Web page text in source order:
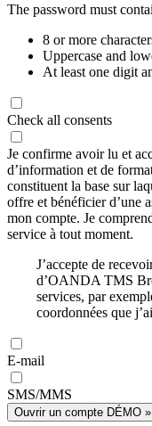
The password must
8 or more
Uppercase and
At least one digit
Check all consents
Je confirme avoir lu et
d’information et de
constituent la base sur
offre et bénéficier d’une
mon compte. Je
service à tout moment.
J’accepte de
d’OANDA TMS
services, par
coordonnées que
E-mail
SMS/MMS
Ouvrir un compte DÉMO »